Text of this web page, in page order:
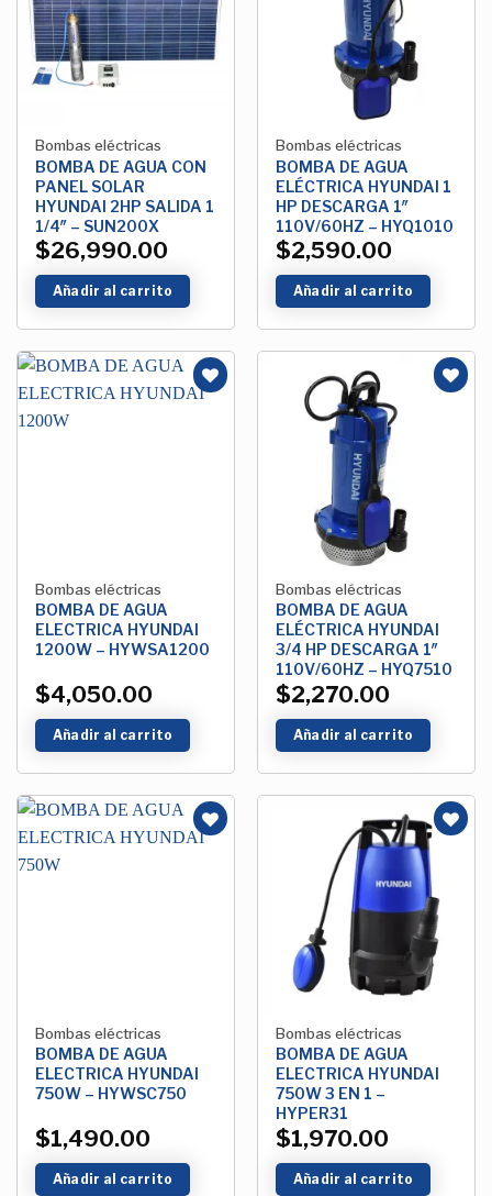
Lista de
deseos
Bombas eléctricas
BOMBA DE AGUA CON
PANEL SOLAR
HYUNDAI 2HP SALIDA 1
1/4″ – SUN200X
$26,990.00
Añadir al carrito
Bombas eléctricas
BOMBA DE AGUA
ELÉCTRICA HYUNDAI 1
HP DESCARGA 1″
110V/60HZ – HYQ1010
$2,590.00
Añadir al carrito
Bombas eléctricas
BOMBA DE AGUA
ELECTRICA HYUNDAI
1200W – HYWSA1200
$4,050.00
Añadir al carrito
Bombas eléctricas
BOMBA DE AGUA
ELÉCTRICA HYUNDAI
3/4 HP DESCARGA 1″
110V/60HZ – HYQ7510
$2,270.00
Añadir al carrito
Bombas eléctricas
BOMBA DE AGUA
ELECTRICA HYUNDAI
750W – HYWSC750
$1,490.00
Añadir al carrito
Añadir
a la
Lista de
deseos
Bombas eléctricas
BOMBA DE AGUA
ELECTRICA HYUNDAI
750W 3 EN 1 –
HYPER31
$1,970.00
Añadir al carrito